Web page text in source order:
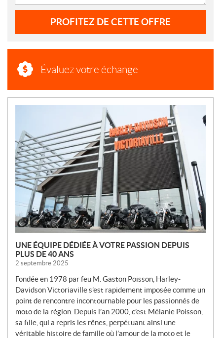
PROFITEZ DE CETTE OFFRE
Évaluez votre échange
U
V
E
L
L
E
UNE ÉQUIPE DÉDIÉE À VOTRE PASSION DEPUIS
PLUS DE 40 ANS
2 septembre 2025
Fondée en 1978 par feu M. Gaston Poisson, Harley-
Davidson Victoriaville s’est rapidement imposée comme un
point de rencontre incontournable pour les passionnés de
moto de la région. Depuis l’an 2000, c’est Mélanie Poisson,
sa fille, qui a repris les rênes, perpétuant ainsi une
véritable histoire de famille où l’amour de la moto et le